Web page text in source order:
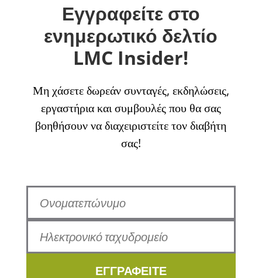
Εγγραφείτε στο
ενημερωτικό δελτίο
LMC Insider!
Μη χάσετε δωρεάν συνταγές, εκδηλώσεις,
εργαστήρια και συμβουλές που θα σας
βοηθήσουν να διαχειριστείτε τον διαβήτη
σας!
ΕΓΓΡΑΦΕΙΤΕ